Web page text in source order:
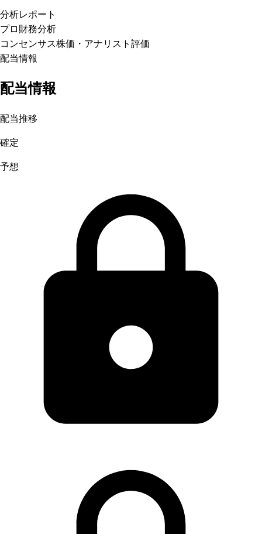
分析レポート
プロ 財務分析
コンセンサス株価 ・アナリスト評価
配当情報
配当情報
配当推移
確定
予想